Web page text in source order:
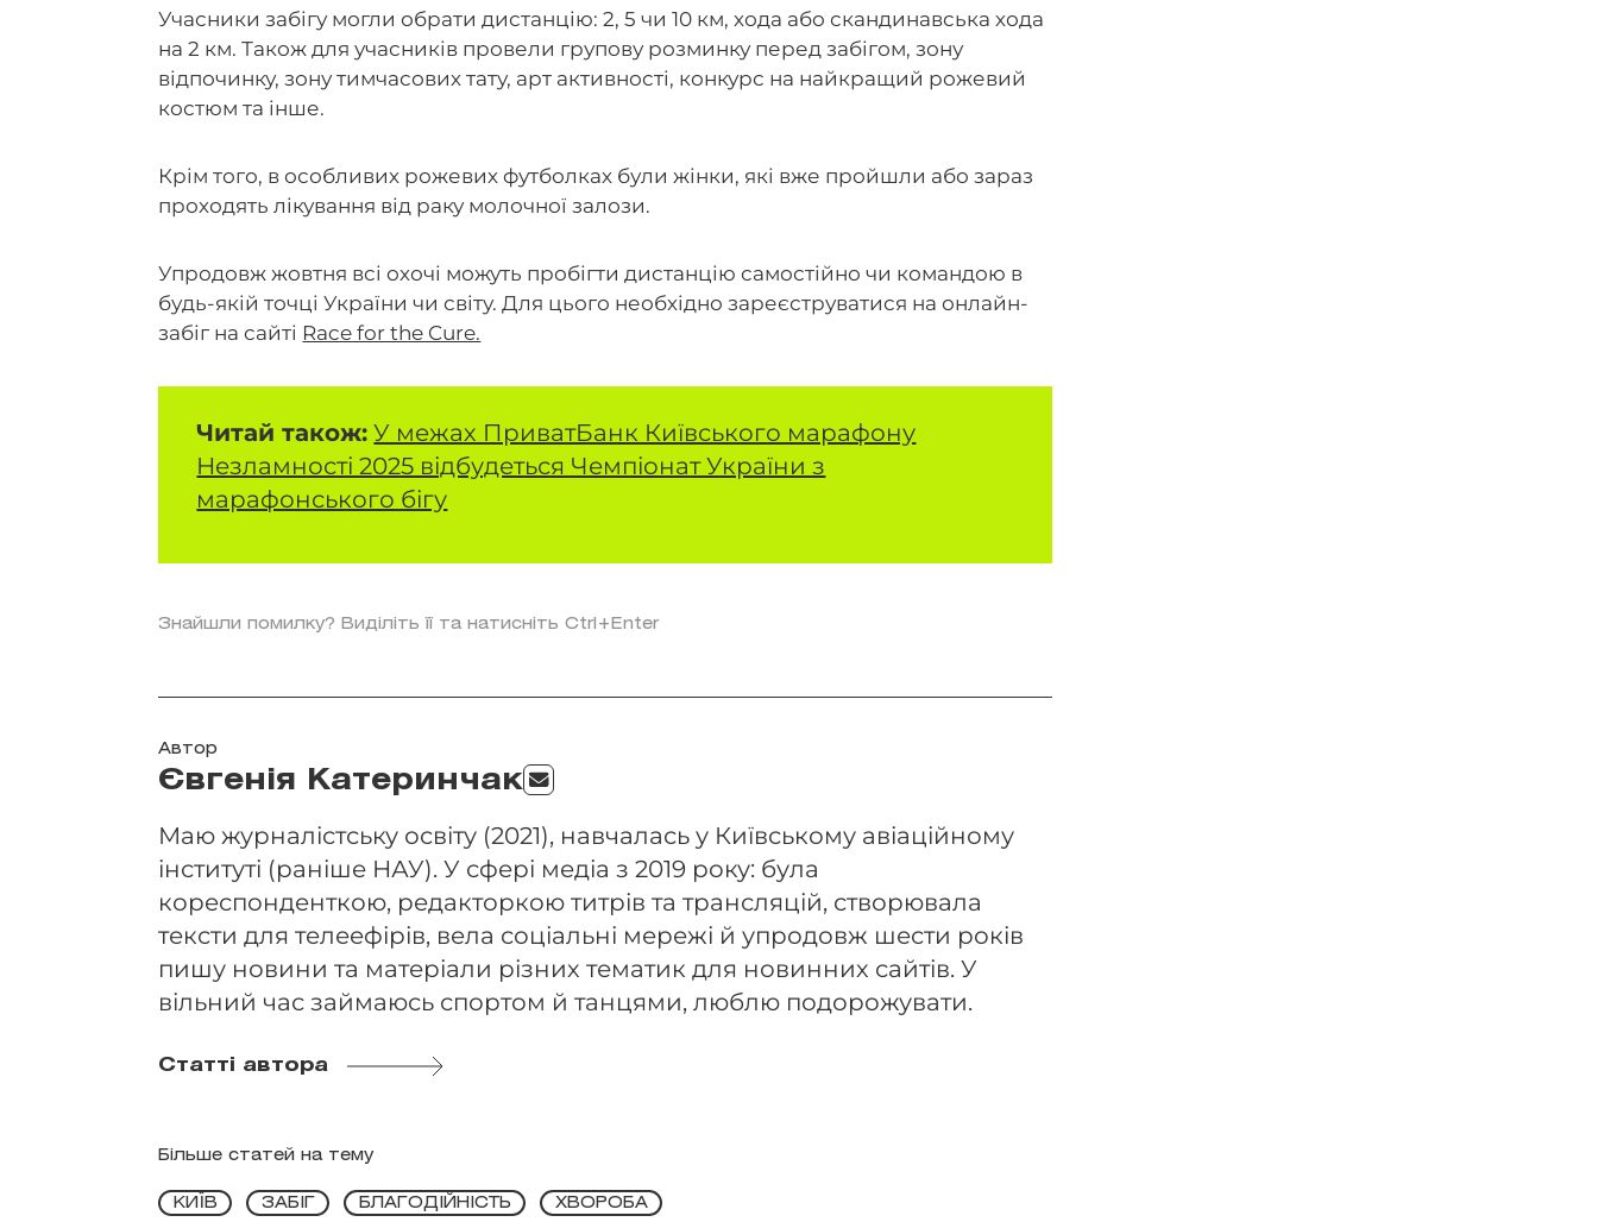
Учасники забігу могли обрати дистанцію: 2, 5 чи 10 км, хода або скандинавська хода
на 2 км. Також для учасників провели групову розминку перед забігом, зону
відпочинку, зону тимчасових тату, арт активності, конкурс на найкращий рожевий
костюм та інше.
Крім того, в особливих рожевих футболках були жінки, які вже пройшли або зараз
проходять лікування від раку молочної залози.
Упродовж жовтня всі охочі можуть пробігти дистанцію самостійно чи командою в
будь-якій точці України чи світу. Для цього необхідно зареєструватися на онлайн-
забіг на сайті Race for the Cure.
Читай також: У межах ПриватБанк Київського марафону
Незламності 2025 відбудеться Чемпіонат України з
марафонського бігу
Знайшли помилку? Виділіть її та натисніть Ctrl+Enter
Автор
Євгенія Катеринчак
Маю журналістську освіту (2021), навчалась у Київському авіаційному
інституті (раніше НАУ). У сфері медіа з 2019 року: була
кореспонденткою, редакторкою титрів та трансляцій, створювала
тексти для телеефірів, вела соціальні мережі й упродовж шести років
пишу новини та матеріали різних тематик для новинних сайтів. У
вільний час займаюсь спортом й танцями, люблю подорожувати.
Статті автора
Більше статей на тему
КИЇВ ЗАБІГ БЛАГОДІЙНІСТЬ ХВОРОБА